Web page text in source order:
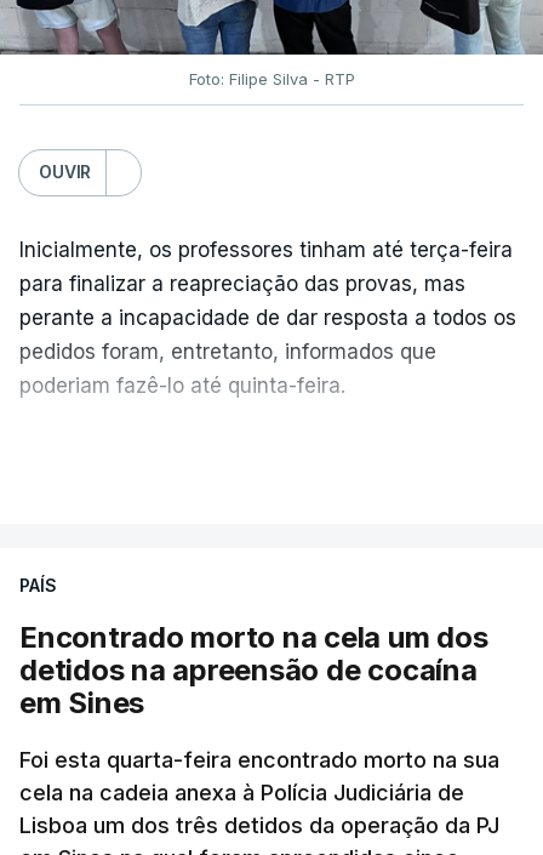
Foto: Filipe Silva - RTP
OUVIR
Inicialmente, os professores tinham até terça-feira
para finalizar a reapreciação das provas, mas
perante a incapacidade de dar resposta a todos os
pedidos foram, entretanto, informados que
poderiam fazê-lo até quinta-feira.
No domingo, estavam concluídos cerca de 50 por
cento dos mais de 20 mil pedidos de reapreciação,
mas Cristina Mota, porta-voz da Missão Escola
Pública, tem dúvidas de que o processo esteja
"Durante o fim de semana e nos últimos dias,
apercebamo-nos que ainda estão a ser
PAÍS
Encontrado morto na cela um dos
detidos na apreensão de cocaína
em Sines
Foi esta quarta-feira encontrado morto na sua
cela na cadeia anexa à Polícia Judiciária de
Lisboa um dos três detidos da operação da PJ